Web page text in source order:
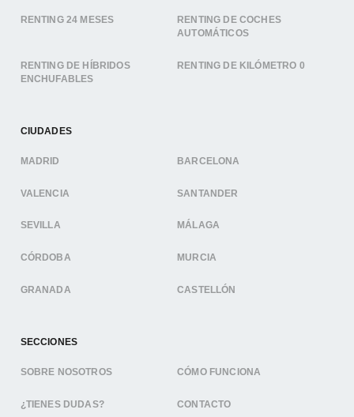
RENTING 24 MESES
RENTING DE COCHES
AUTOMÁTICOS
RENTING DE HÍBRIDOS
ENCHUFABLES
RENTING DE KILÓMETRO 0
CIUDADES
MADRID BARCELONA
VALENCIA SANTANDER
SEVILLA MÁLAGA
CÓRDOBA MURCIA
GRANADA CASTELLÓN
SECCIONES
SOBRE NOSOTROS CÓMO FUNCIONA
¿TIENES DUDAS? CONTACTO